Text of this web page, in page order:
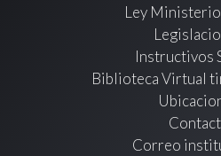
Ley
Instructivos
Biblioteca Virtual
Correo